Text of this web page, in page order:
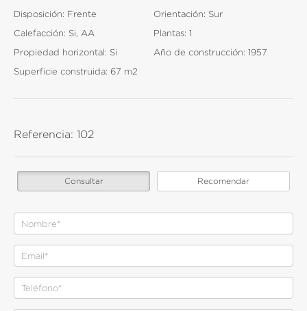
Disposición: Frente Orientación: Sur
Calefacción: Si, AA Plantas: 1
Propiedad horizontal: Si Año de construcción: 1957
Superficie construida: 67 m2
Referencia: 102
Consultar Recomendar
Nombre
Teléfono